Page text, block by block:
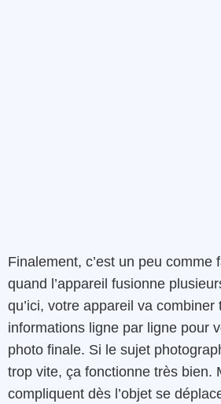
Finalement, c’est un peu comme
quand l’appareil fusionne
qu’ici, votre appareil va combiner
informations ligne par ligne pour
photo finale. Si le sujet
trop vite, ça fonctionne très bien.
compliquent dès l’objet se